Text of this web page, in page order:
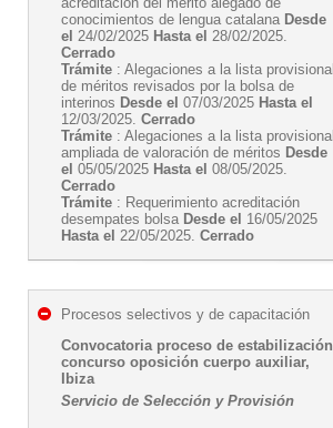
conocimientos de lengua catalana Desde
el 24/02/2025 Hasta el 28/02/2025.
Cerrado
Trámite : Alegaciones a la lista provisional
de méritos revisados por la bolsa de
interinos Desde el 07/03/2025 Hasta el
12/03/2025. Cerrado
Trámite : Alegaciones a la lista provisional
ampliada de valoración de méritos Desde
el 05/05/2025 Hasta el 08/05/2025.
Cerrado
Trámite : Requerimiento acreditación
desempates bolsa Desde el 16/05/2025
Hasta el 22/05/2025. Cerrado
Procesos selectivos y de capacitación
Convocatoria proceso de estabilización
concurso oposición cuerpo auxiliar,
Ibiza
Servicio de Selección y Provisión